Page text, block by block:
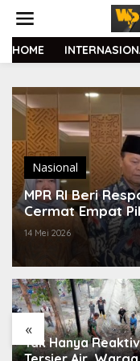
t
HOME
Nasional
MPR RI Beri
Cermat Empat
14 Mei 2026
«
Tak Hanya